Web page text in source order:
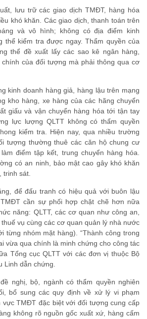
lưu trữ các giao dịch TMĐT, hàng hóa
khó khăn. Các giao dịch, thanh toán trên
và vô hình; không có địa điểm kinh
thể kiểm tra được ngay. Thẩm quyền của
thể đề xuất lấy các sao kê ngân hàng,
của đối tượng mà phải thông qua cơ
kinh doanh hàng giả, hàng lậu trên mạng
kho hàng, xe hàng của các hãng chuyển
giấu và vận chuyển hàng hóa tới tận tay
lực lượng QLTT không có thẩm quyền
kiểm tra. Hiện nay, qua nhiều trường
tượng thường thuê các căn hộ chung cư
điểm tập kết, trung chuyển hàng hóa.
có an ninh, bảo mật cao gây khó khăn
trinh sát.
để đấu tranh có hiệu quả với buôn lậu
cần sự phối hợp chặt chẽ hơn nữa
năng: QLTT, các cơ quan như công an,
vụ cùng các cơ quan quản lý nhà nước
từng nhóm mặt hàng). “Thành công trong
vừa qua chính là minh chứng cho công tác
Tổng cục QLTT với các đơn vị thuộc Bộ
Linh dẫn chứng.
nghị, bộ, ngành có thẩm quyền nghiên
bổ sung các quy định về xử lý vi phạm
vực TMĐT đặc biệt với đối tượng cung cấp
không rõ nguồn gốc xuất xứ, hàng cấm